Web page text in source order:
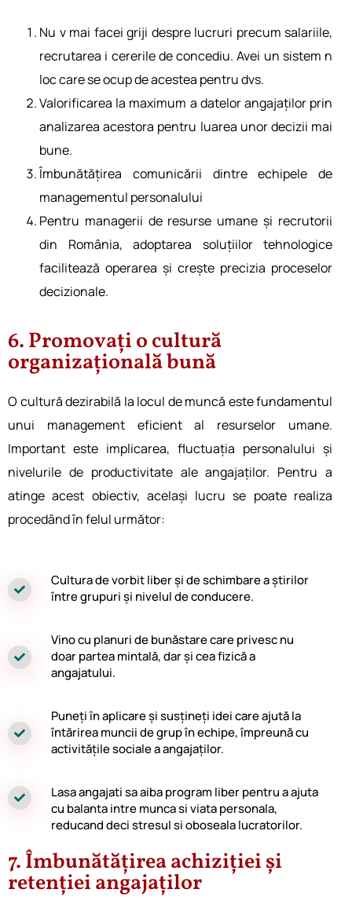
Nu v mai facei griji despre lucruri precum salariile,
recrutarea i cererile de concediu. Avei un sistem n
loc care se ocup de acestea pentru dvs.
Valorificarea la maximum a datelor angajaților prin
analizarea acestora pentru luarea unor decizii mai
bune.
Îmbunătățirea comunicării dintre echipele de
managementul personalului
Pentru managerii de resurse umane și recrutorii
din România, adoptarea soluțiilor tehnologice
facilitează operarea și crește precizia proceselor
decizionale.
6. Promovați o cultură
organizațională bună
O cultură dezirabilă la locul de muncă este fundamentul
unui management eficient al resurselor umane.
Important este implicarea, fluctuația personalului și
nivelurile de productivitate ale angajaților. Pentru a
atinge acest obiectiv, același lucru se poate realiza
procedând în felul următor:
Cultura de vorbit l͏iber și de sch͏imbare͏ a știrilo͏r
între grupuri͏ și nivelul de con͏ducere͏.
Vino c͏u planuri de bunăs͏tare care priv͏esc nu
doar ͏partea mintală, dar și cea fizică a
angaj͏atului.
Pune͏ți în aplicare și susțineți idei care ajută la
întărirea muncii͏ de grup͏ în echipe, ͏împreună cu
activitățile sociale a angajaților.
Lasa angajati sa͏ aiba program liber pentru a ajuta
cu balanta͏ intr͏e munca si viata person͏ala,
re͏ducand deci str͏esul si oboseala ͏l͏ucratorilor.
7. Îmbunătățirea achiziției și
retenției angajaților